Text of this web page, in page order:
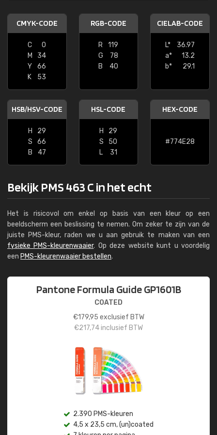
CMYK-CODE
C
0
M
34
Y
66
K
53
RGB-CODE
R
119
G
78
B
40
CIELAB-CODE
L*
36.97
a*
13.2
b*
29.1
HSB/HSV-CODE
H
29
S
66
B
47
HSL-CODE
H
29
S
50
L
31
HEX-CODE
#774E28
Bekijk PMS 463 C in het echt
Het is risicovol om enkel op basis van een kleur op een
beeldscherm een beslissing te nemen. Om zeker te zijn van de
juiste PMS-kleur, raden we u aan gebruik te maken van een
fysieke PMS-kleurenwaaier. Op deze website kunt u voordelig
een PMS-kleurenwaaier bestellen.
Pantone Formula Guide GP1601B
COATED
€179,95 exclusief BTW
€217,74inclusief BTW
2.390 PMS-kleuren
4,5 x 23,5 cm, (un)coated